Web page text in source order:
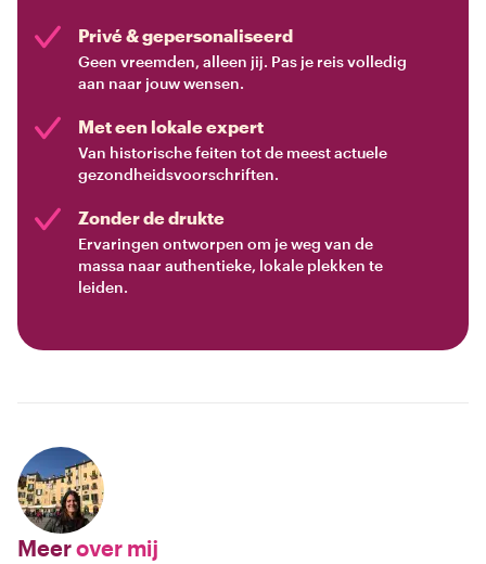
Privé & gepersonaliseerd
Geen vreemden, alleen jij. Pas je reis volledig
aan naar jouw wensen.
Met een lokale expert
Van historische feiten tot de meest actuele
gezondheidsvoorschriften.
Zonder de drukte
Ervaringen ontworpen om je weg van de
massa naar authentieke, lokale plekken te
leiden.
Meerover mij